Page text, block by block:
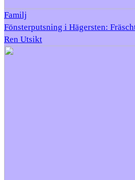
Familj
Fönsterputsning i Hägersten:
Ren Utsikt